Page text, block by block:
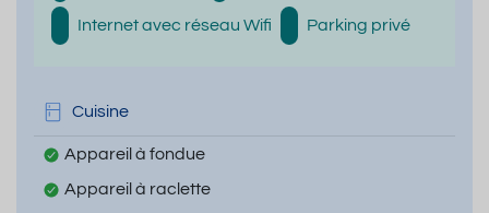
Internet avec réseau Wifi Parking privé
Cuisine
Appareil à fondue
Appareil à raclette